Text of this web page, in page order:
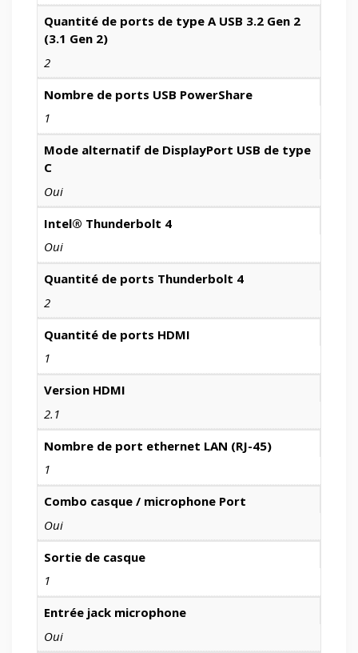
Quantité de ports de type A USB 3.2 Gen 2
(3.1 Gen 2)
2
Nombre de ports USB PowerShare
1
Mode alternatif de DisplayPort USB de type
C
Oui
Intel® Thunderbolt 4
Oui
Quantité de ports Thunderbolt 4
2
Quantité de ports HDMI
1
Version HDMI
2.1
Nombre de port ethernet LAN (RJ-45)
1
Combo casque / microphone Port
Oui
Sortie de casque
1
Entrée jack microphone
Oui